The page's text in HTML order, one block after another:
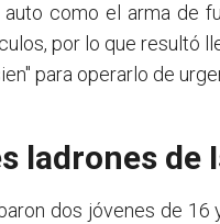
como el arma de
por lo que resultó
para operarlo de
ladrones de
dos jóvenes de 16